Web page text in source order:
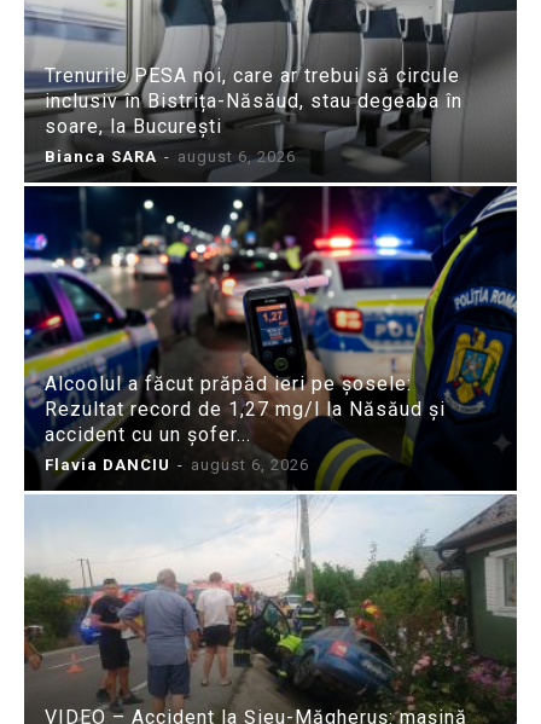
Trenurile PESA noi, care ar trebui să circule
inclusiv în Bistrița-Năsăud, stau degeaba în
soare, la București
Bianca SARA - august 6, 2026
Alcoolul a făcut prăpăd ieri pe șosele:
Rezultat record de 1,27 mg/l la Năsăud și
accident cu un șofer...
Flavia DANCIU - august 6, 2026
VIDEO – Accident la Șieu-Măgheruș: mașină